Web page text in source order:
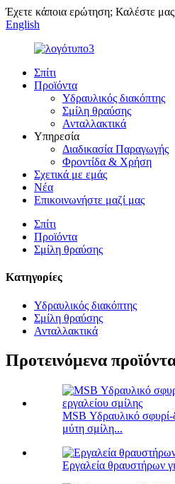
Έχετε κάποια ερώτηση; Καλέστε
English
Σπίτι
Προϊόντα
Υδραυλικός διακόπτης
Σμίλη θραύσης
Ανταλλακτικά
Υπηρεσία
Διαδικασία Παραγωγής
Φροντίδα & Χρήση
Σχετικά με εμάς
Νέα
Επικοινωνήστε μαζί μας
Σπίτι
Προϊόντα
Σμίλη θραύσης
Κατηγορίες
Υδραυλικός διακόπτης
Σμίλη θραύσης
Ανταλλακτικά
Προτεινόμενα
MSB Υδραυλικό σφυρί-
μύτη σμίλη...
Εργαλεία θραυστήρων